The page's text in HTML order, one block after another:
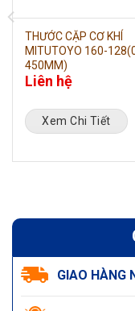
THƯỚC CẶP CƠ KHÍ
MITUTOYO 160-
450MM)
Liên hệ
Xem Chi Tiết
GIAO HÀNG